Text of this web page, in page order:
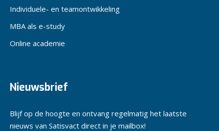
Individuele- en teamontwikkeling
MBA als e-study
Online academie
Nieuwsbrief
Blijf op de hoogte en ontvang regelmatig het laatste
nieuws van Satisvact direct in je mailbox!